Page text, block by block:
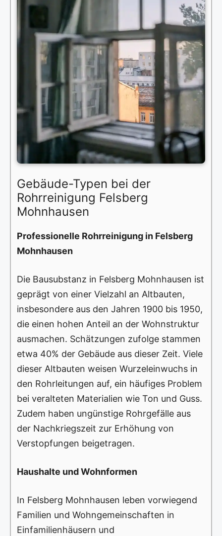
Gebäude-Typen bei der
Rohrreinigung Felsberg
Mohnhausen
Professionelle Rohrreinigung in Felsberg
Mohnhausen
Die Bausubstanz in Felsberg Mohnhausen ist
geprägt von einer Vielzahl an Altbauten,
insbesondere aus den Jahren 1900 bis 1950,
die einen hohen Anteil an der Wohnstruktur
ausmachen. Schätzungen zufolge stammen
etwa 40% der Gebäude aus dieser Zeit. Viele
dieser Altbauten weisen Wurzeleinwuchs in
den Rohrleitungen auf, ein häufiges Problem
bei veralteten Materialien wie Ton und Guss.
Zudem haben ungünstige Rohrgefälle aus
der Nachkriegszeit zur Erhöhung von
Verstopfungen beigetragen.
Haushalte und Wohnformen
In Felsberg Mohnhausen leben vorwiegend
Familien und Wohngemeinschaften in
Einfamilienhäusern und